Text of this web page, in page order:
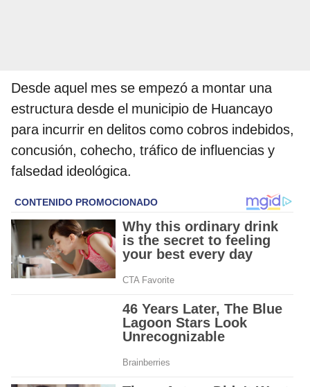
Desde aquel mes se empezó a montar una
estructura desde el municipio de Huancayo
para incurrir en delitos como cobros indebidos,
concusión, cohecho, tráfico de influencias y
falsedad ideológica.